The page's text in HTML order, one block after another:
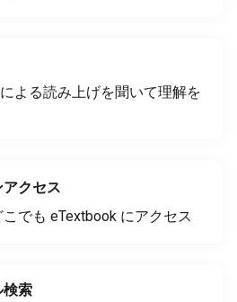
よる読み上げを聞いて理解を
クセス
でも eTextbook にアクセス
検索